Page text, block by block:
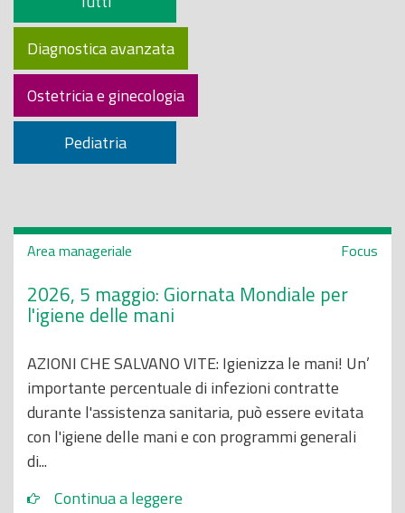
Diagnostica avanzata
Ostetricia e ginecologia
Pediatria
Area manageriale Focus
2026, 5 maggio: Giornata Mondiale per
l'igiene delle mani
AZIONI CHE SALVANO VITE: Igienizza le mani! Un’
importante percentuale di infezioni contratte
durante l'assistenza sanitaria, può essere evitata
con l'igiene delle mani e con programmi generali
di...
Continua a leggere